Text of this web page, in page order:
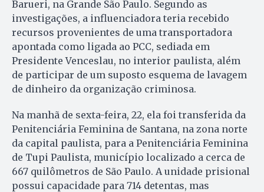
Barueri, na Grande São Paulo. Segundo as
investigações, a influenciadora teria recebido
recursos provenientes de uma transportadora
apontada como ligada ao PCC, sediada em
Presidente Venceslau, no interior paulista, além
de participar de um suposto esquema de lavagem
de dinheiro da organização criminosa.
Na manhã de sexta-feira, 22, ela foi transferida da
Penitenciária Feminina de Santana, na zona norte
da capital paulista, para a Penitenciária Feminina
de Tupi Paulista, município localizado a cerca de
667 quilômetros de São Paulo. A unidade prisional
possui capacidade para 714 detentas, mas